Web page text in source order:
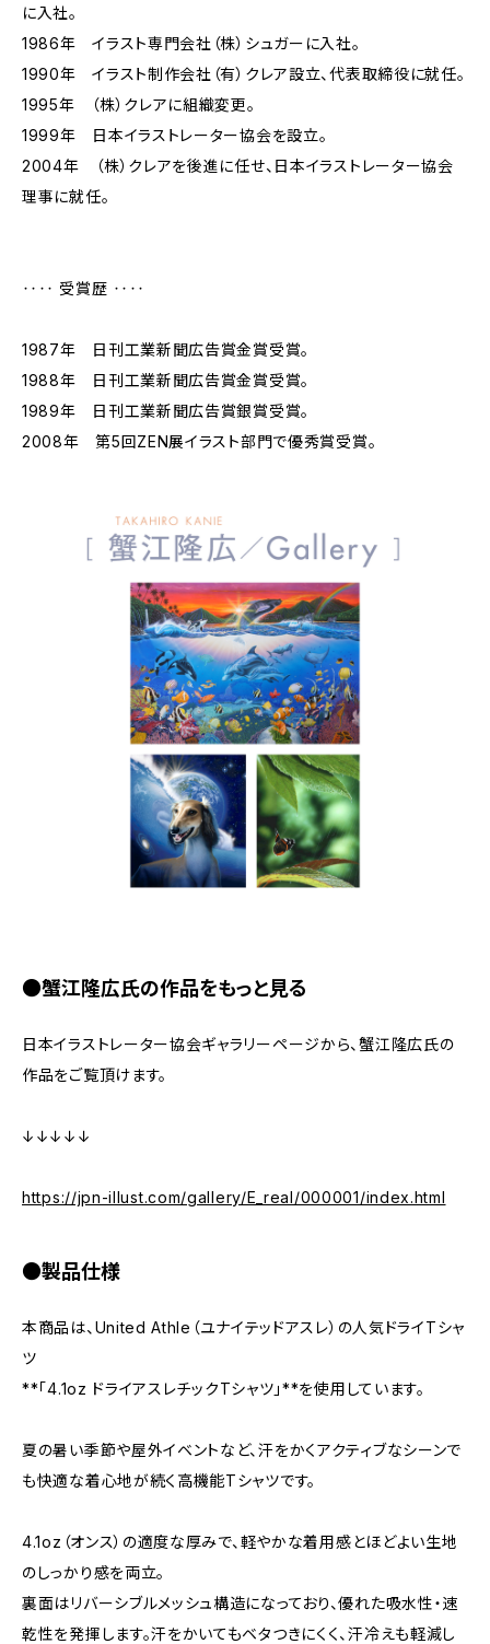
に入社。
1986年 イラスト専門会社（株）シュガーに入社。
1990年 イラスト制作会社（有）クレア設立、代表取締役に就任。
1995年 （株）クレアに組織変更。
1999年 日本イラストレーター協会を設立。
2004年 （株）クレアを後進に任せ、日本イラストレーター協会
理事に就任。
‥‥ 受賞歴 ‥‥
1987年 日刊工業新聞広告賞金賞受賞。
1988年 日刊工業新聞広告賞金賞受賞。
1989年 日刊工業新聞広告賞銀賞受賞。
2008年 第5回ZEN展イラスト部門で優秀賞受賞。
●蟹江隆広氏の作品をもっと見る
日本イラストレーター協会ギャラリーページから、蟹江隆広氏の
作品をご覧頂けます。
↓↓↓↓↓
https://jpn-illust.com/gallery/E_real/000001/index.html
●製品仕様
本商品は、United Athle（ユナイテッドアスレ）の人気ドライTシャ
ツ
**「4.1oz ドライアスレチックTシャツ」**を使用しています。
夏の暑い季節や屋外イベントなど、汗をかくアクティブなシーンで
も快適な着心地が続く高機能Tシャツです。
4.1oz（オンス）の適度な厚みで、軽やかな着用感とほどよい生地
のしっかり感を両立。
裏面はリバーシブルメッシュ構造になっており、優れた吸水性・速
乾性を発揮します。汗をかいてもベタつきにくく、汗冷えも軽減し